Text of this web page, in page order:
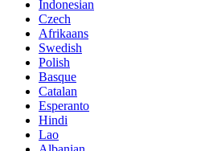
Indonesian
Czech
Afrikaans
Swedish
Polish
Basque
Catalan
Esperanto
Hindi
Lao